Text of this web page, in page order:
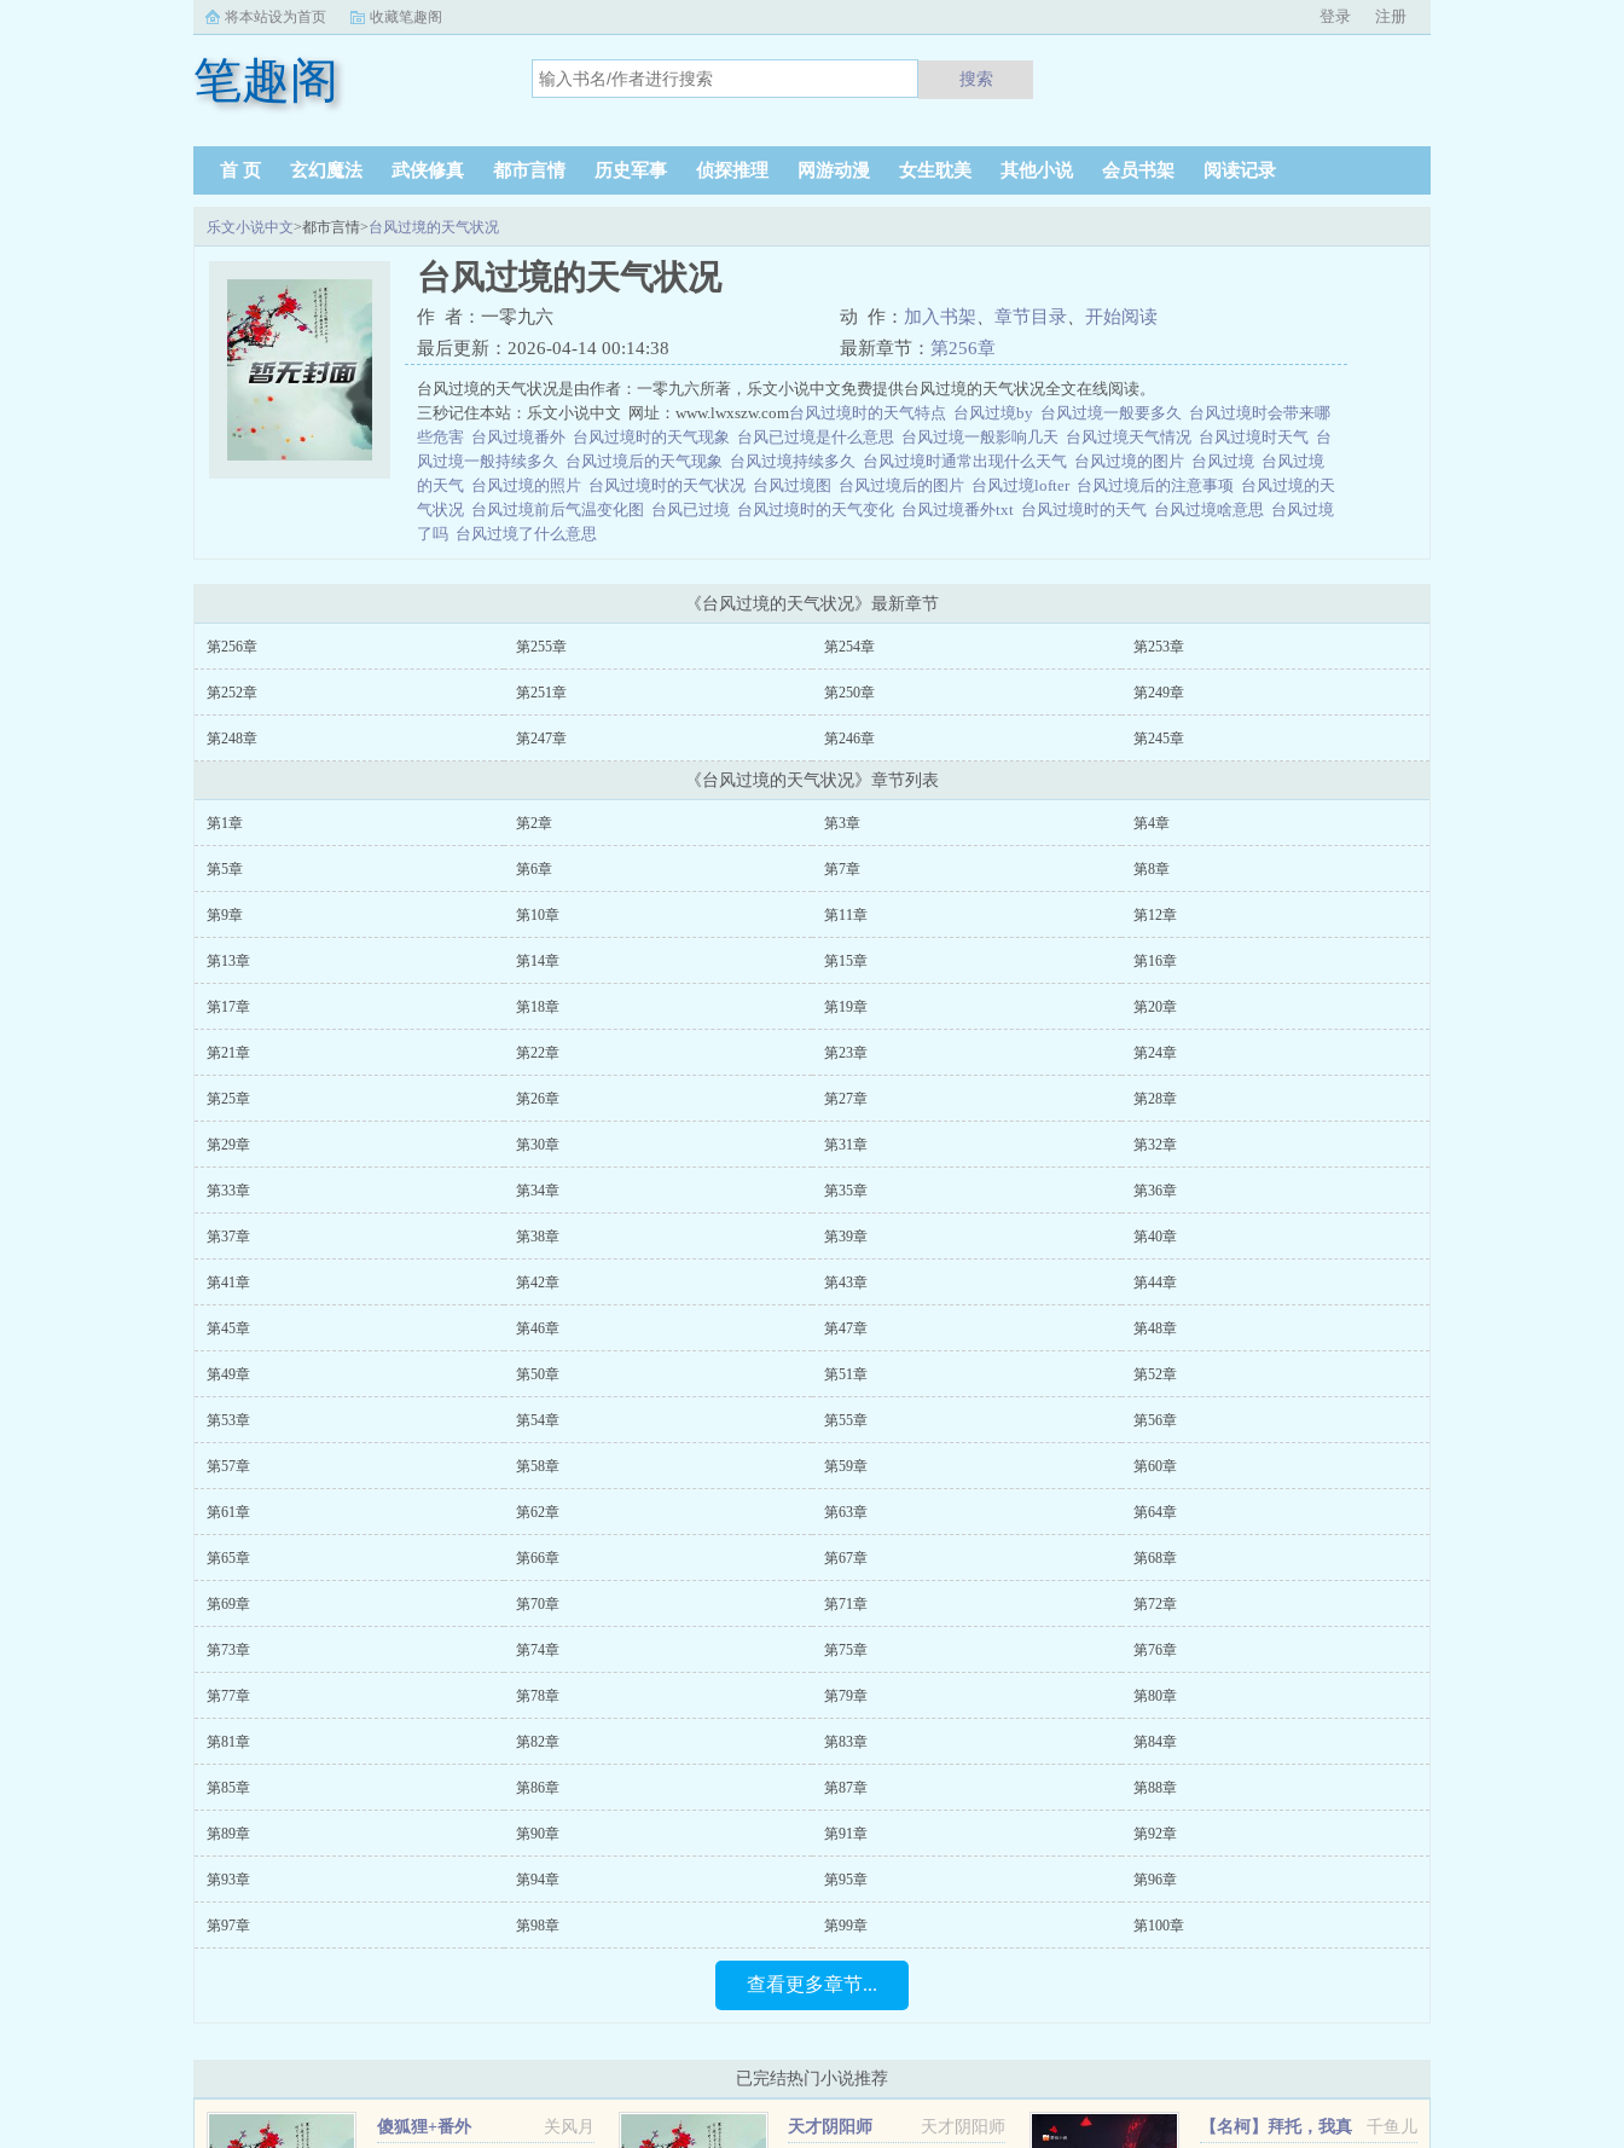
将本站设为首页 收藏笔趣阁 登录 注册
笔趣阁 搜索
首 页 玄幻魔法 武侠修真 都市言情 历史军事 侦探推理 网游动漫 女生耽美 其他小说 会员书架 阅读记录
乐文小说中文>都市言情>台风过境的天气状况
台风过境的天气状况
作 者：一零九六 动 作： 加入书架 章节目录
开始阅读
最后更新：2026-04-14 00:14:38
最新章节： 第256章
台风过境的天气状况是由作者：一零九六所著，乐文小说中文免费提供台风过境的天气状况全文在线阅读。
三秒记住本站：乐文小说中文 网址：www.lwxszw.com台风过境时的天气特点 台风过境by 台风过境一般要多久 台风过境时会带来哪
些危害 台风过境番外 台风过境时的天气现象 台风已过境是什么意思 台风过境一般影响几天 台风过境天气情况 台风过境时天气 台
风过境一般持续多久 台风过境后的天气现象 台风过境持续多久 台风过境时通常出现什么天气 台风过境的图片 台风过境 台风过境
的天气 台风过境的照片 台风过境时的天气状况 台风过境图 台风过境后的图片 台风过境lofter 台风过境后的注意事项 台风过境的天
气状况 台风过境前后气温变化图 台风已过境 台风过境时的天气变化 台风过境番外txt 台风过境时的天气 台风过境啥意思 台风过境
了吗 台风过境了什么意思
《台风过境的天气状况》最新章节
第256章 第255章 第254章 第253章
第252章 第251章 第250章 第249章
第248章 第247章 第246章 第245章
《台风过境的天气状况》章节列表
第1章 第2章 第3章 第4章
第5章 第6章 第7章 第8章
第9章 第10章 第11章 第12章
第13章 第14章 第15章 第16章
第17章 第18章 第19章 第20章
第21章 第22章 第23章 第24章
第25章 第26章 第27章 第28章
第29章 第30章 第31章 第32章
第33章 第34章 第35章 第36章
第37章 第38章 第39章 第40章
第41章 第42章 第43章 第44章
第45章 第46章 第47章 第48章
第49章 第50章 第51章 第52章
第53章 第54章 第55章 第56章
第57章 第58章 第59章 第60章
第61章 第62章 第63章 第64章
第65章 第66章 第67章 第68章
第69章 第70章 第71章 第72章
第73章 第74章 第75章 第76章
第77章 第78章 第79章 第80章
第81章 第82章 第83章 第84章
第85章 第86章 第87章 第88章
第89章 第90章 第91章 第92章
第93章 第94章 第95章 第96章
第97章 第98章 第99章 第100章
查看更多章节...
已完结热门小说推荐
关风月
傻狐狸+番外 天才阴阳师
天才阴阳师 千鱼儿
【名柯】拜托，我真